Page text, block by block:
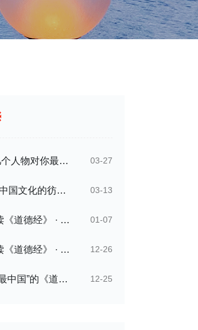
2500年中国史，哪几个人物对你最有用？我选了这10位…… 03-27
思想茶席：近代以来中国文化的彷徨与转型思考（上） 03-13
每周一章1分钟，共读《道德经》 · 第四章 01-07
每周一章1分钟，共读《道德经》 · 第三章 12-26
每周一章1分钟，读“最中国”的《道德经》 12-25